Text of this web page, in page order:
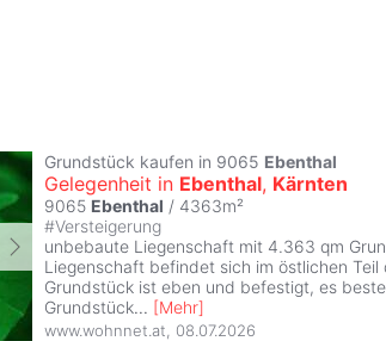
Grundstück kaufen in 9065 Ebenthal
Gelegenheit in Ebenthal, Kärnten
9065 Ebenthal / 4363m²
#Versteigerung
unbebaute Liegenschaft mit 4.363 qm
Liegenschaft befindet sich im östlichen
Grundstück ist eben und befestigt, es
Grundstück... [Mehr]
www.wohnnet.at 08.07.2026